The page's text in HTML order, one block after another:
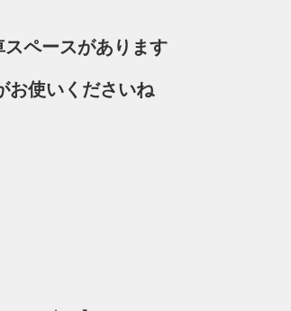
ペースがあります
お使いくださいね